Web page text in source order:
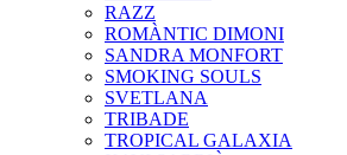
RAZZ
ROMÀNTIC DIMONI
SANDRA MONFORT
SMOKING SOULS
SVETLANA
TRIBADE
TROPICAL GALAXIA